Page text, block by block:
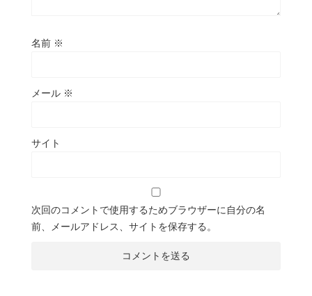
名前 ※
メール ※
サイト
次回のコメントで使用するためブラウザーに自分の名
前、メールアドレス、サイトを保存する。